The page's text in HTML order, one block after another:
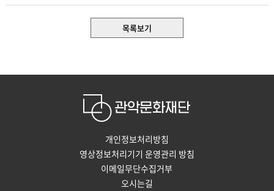
목록보기
개인정보처리방침
영상정보처리기기 운영관리 방침
이메일무단수집거부
오시는길